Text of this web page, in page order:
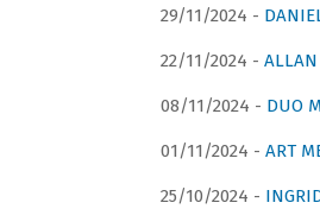
29/11/2024 -
22/11/2024 -
08/11/2024 - DUO
01/11/2024 - ART
25/10/2024 -